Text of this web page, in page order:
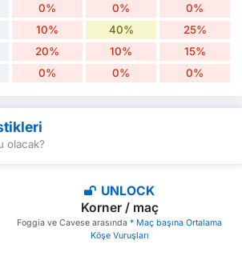
0% 0% 0%
10% 40% 25%
20% 10% 15%
0% 0% 0%
olacak?
UNLOCK
Korner / maç
Foggia ve Cavese arasında* Maç başına Ortalama
Köşe Vuruşları